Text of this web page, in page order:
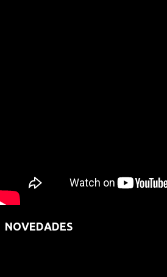
NOVEDADES